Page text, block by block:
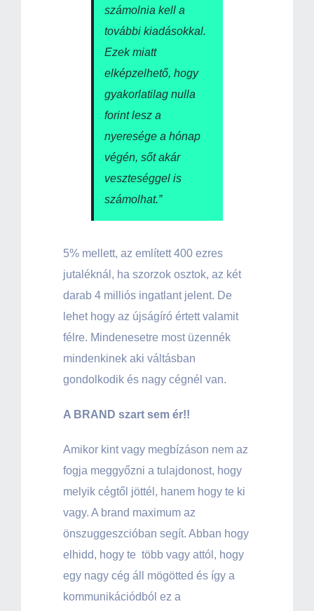
számolnia kell a
további kiadásokkal.
Ezek miatt
elképzelhető, hogy
gyakorlatilag nulla
forint lesz a
nyeresége a hónap
végén, sőt akár
veszteséggel is
számolhat.”
5% mellett, az említett 400 ezres
jutaléknál, ha szorzok osztok, az két
darab 4 milliós ingatlant jelent. De
lehet hogy az újságíró értett valamit
félre. Mindenesetre most üzennék
mindenkinek aki váltásban
gondolkodik és nagy cégnél van.
A BRAND szart sem ér!!
Amikor kint vagy megbízáson nem az
fogja meggyőzni a tulajdonost, hogy
melyik cégtől jöttél, hanem hogy te ki
vagy. A brand maximum az
önszuggeszcióban segít. Abban hogy
elhidd, hogy te több vagy attól, hogy
egy nagy cég áll mögötted és így a
kommunikációdból ez a